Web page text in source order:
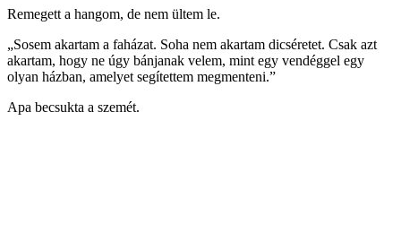
Remegett a hangom, de nem ültem le.
„Sosem akartam a faházat. Soha nem akartam dicséretet. Csak azt
akartam, hogy ne úgy bánjanak velem, mint egy vendéggel egy
olyan házban, amelyet segítettem megmenteni.”
Apa becsukta a szemét.